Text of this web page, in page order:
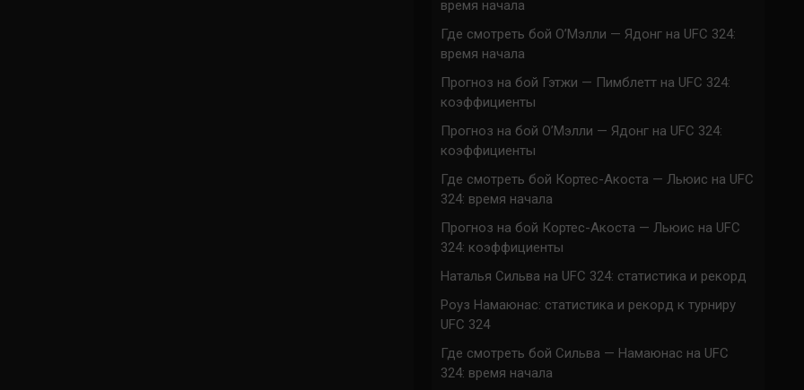
время начала
Где смотреть бой О’Мэлли — Ядонг на UFC 324:
время начала
Прогноз на бой Гэтжи — Пимблетт на UFC 324:
коэффициенты
Прогноз на бой О’Мэлли — Ядонг на UFC 324:
коэффициенты
Где смотреть бой Кортес-Акоста — Льюис на UFC
324: время начала
Прогноз на бой Кортес-Акоста — Льюис на UFC
324: коэффициенты
Наталья Сильва на UFC 324: статистика и рекорд
Роуз Намаюнас: статистика и рекорд к турниру
UFC 324
Где смотреть бой Сильва — Намаюнас на UFC
324: время начала